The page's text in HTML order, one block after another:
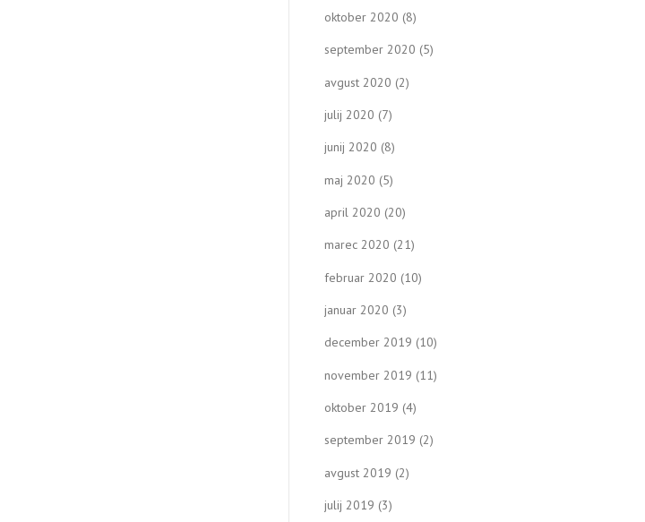
oktober 2020 (8)
september 2020 (5)
avgust 2020 (2)
julij 2020 (7)
junij 2020 (8)
maj 2020 (5)
april 2020 (20)
marec 2020 (21)
februar 2020 (10)
januar 2020 (3)
december 2019 (10)
november 2019 (11)
oktober 2019 (4)
september 2019 (2)
avgust 2019 (2)
julij 2019 (3)